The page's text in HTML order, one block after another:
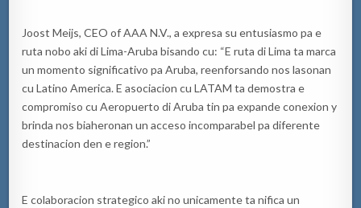
Joost Meijs, CEO of AAA N.V., a expresa su entusiasmo pa e
ruta nobo aki di Lima-Aruba bisando cu: “E ruta di Lima ta marca
un momento significativo pa Aruba, reenforsando nos lasonan
cu Latino America. E asociacion cu LATAM ta demostra e
compromiso cu Aeropuerto di Aruba tin pa expande conexion y
brinda nos biaheronan un acceso incomparabel pa diferente
destinacion den e region.”
E colaboracion strategico aki no unicamente ta nifica un